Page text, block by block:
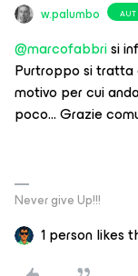
w.palumbo
@marcofabbrisi
Purtroppo si tratta
motivo per cui
poco… Grazie
Never give Up!!!
1 person likes